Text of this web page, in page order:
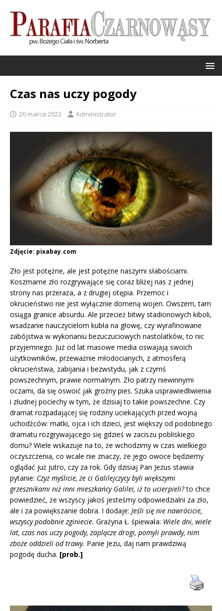
Czas nas uczy pogody
20 marca 2022 Administrator
Zdjęcie: pixabay.com
Zło jest potężne, ale jest potężne naszymi słabościami.
Koszmarne zło rozgrywające się coraz bliżej nas z jednej
strony nas przeraża, a z drugiej otępia. Przemoc i
okrucieństwo nie jest wyłącznie domeną wojen. Owszem, tam
osiąga granice absurdu. Ale przecież bitwy stadionowych kiboli,
wsadzanie nauczycielom kubła na głowę, czy wyrafinowane
zabójstwa w wykonaniu bezuczuciowych nastolatków, to nic
przyjemnego. Już od lat masowe media oswajają swoich
użytkowników, przeważnie młodocianych, z atmosferą
okrucieństwa, zabijania i bezwstydu, jak z czymś
powszechnym, prawie normalnym. Zło patrzy niewinnymi
oczami, da się oswoić jak groźny pies. Szuka usprawiedliwienia
i złudnej pociechy w tym, że dzisiaj to takie powszechne. Czy
dramat rozpadającej się rodziny uciekających przed wojną
uchodźców: matki, ojca i ich dzieci, jest większy od podobnego
dramatu rozgrywającego się gdzieś w zaciszu pobliskiego
domu? Wiele wskazuje na to, że wchodzimy w czas wielkiego
oczyszczenia, co wcale nie znaczy, że jego owoce będziemy
oglądać już jutro, czy za rok. Gdy dzisiaj Pan Jezus stawia
pytanie: Czyż myślicie, że ci Galilejczycy byli większymi
grzesznikami niż inni mieszkańcy Galilei, iż to ucierpieli?to chce
powiedzieć, że wszyscy jakoś jesteśmy odpowiedzialni za zło,
ale i za powiększanie dobra. I dodaje: Jeśli się nie nawrócicie,
wszyscy podobnie zginiecie. Grażyna Ł. śpiewała: Wiele dni, wiele
lat, czas nas uczy pogody, zaplącze drogi, pomyli prawdy, nim
zboże oddzieli od trawy. Panie Jezu, daj nam prawdziwą
pogodę ducha. [prob.]